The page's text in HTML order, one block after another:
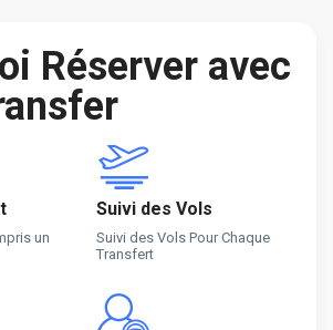
Réserver avec
un
Suivi des Vols
Suivi des Vols Pour Chaque
Transfert